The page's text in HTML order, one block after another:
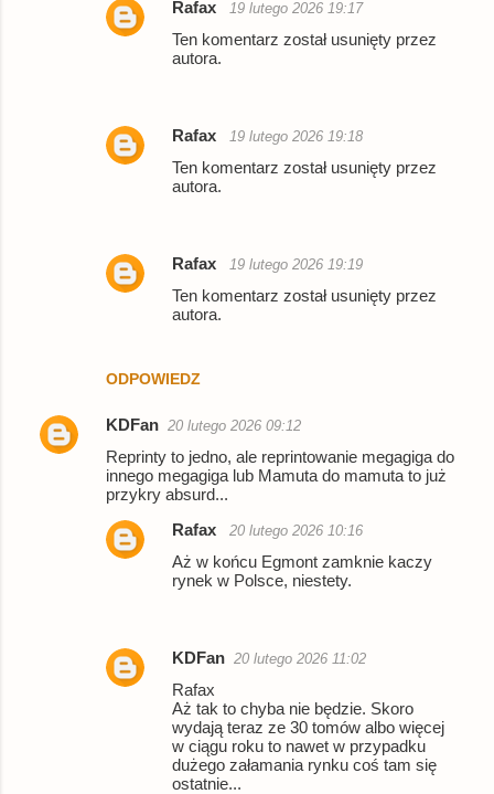
ODPOWIEDZ
Rafax 19 lutego 2026 19:17
Ten komentarz został usunięty przez
autora.
Rafax 19 lutego 2026 19:18
Ten komentarz został usunięty przez
autora.
Rafax 19 lutego 2026 19:19
Ten komentarz został usunięty przez
autora.
KDFan 20 lutego 2026 09:12
Reprinty to jedno, ale reprintowanie megagiga do
innego megagiga lub Mamuta do mamuta to już
przykry absurd...
Rafax 20 lutego 2026 10:16
Aż w końcu Egmont zamknie kaczy
rynek w Polsce, niestety.
KDFan 20 lutego 2026 11:02
Rafax
Aż tak to chyba nie będzie. Skoro
wydają teraz ze 30 tomów albo więcej
w ciągu roku to nawet w przypadku
dużego załamania rynku coś tam się
ostatnie...